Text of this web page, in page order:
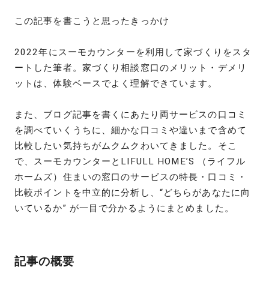
この記事を書こうと思ったきっかけ
2022年にスーモカウンターを利用して家づくりをスタ
ートした筆者。家づくり相談窓口のメリット・デメリ
ットは、体験ベースでよく理解できています。
また、ブログ記事を書くにあたり両サービスの口コミ
を調べていくうちに、細かな口コミや違いまで含めて
比較したい気持ちがムクムクわいてきました。そこ
で、スーモカウンターとLIFULL HOME’S （ライフル
ホームズ）住まいの窓口のサービスの特長・口コミ・
比較ポイントを中立的に分析し、“どちらがあなたに向
いているか” が一目で分かるようにまとめました。
記事の概要